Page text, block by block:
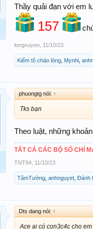
Thầy quải đạn với em
157
longxuyen 11/10/23
Kiếm tô cháo lòng Mynhi
phuongtg nói: ↑
Tks bạn
Theo luật, những
TẤT CẢ CÁC BỘ SỐ CHỈ
TNT84 11/10/23
TâmTường anhnguyet Đánh
Dts dang nói: ↑
Ace ai có con3c4c cho